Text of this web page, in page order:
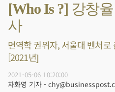
[Who Is ?] 강창
사
면역학 권위자, 서울대 벤처
[2021년]
2021-05-06 10:20:00
차화영 기자 -